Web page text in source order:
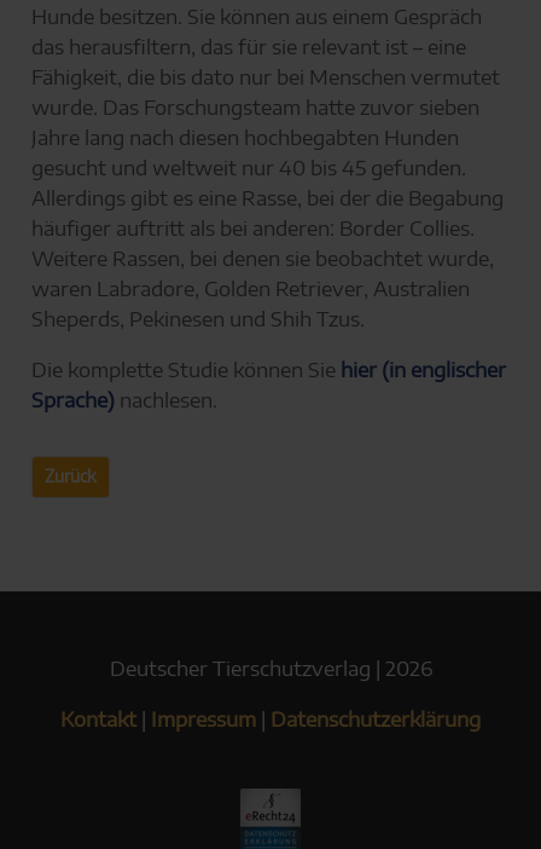
Hunde besitzen. Sie können aus einem Gespräch
das herausfiltern, das für sie relevant ist – eine
Fähigkeit, die bis dato nur bei Menschen vermutet
wurde. Das Forschungsteam hatte zuvor sieben
Jahre lang nach diesen hochbegabten Hunden
gesucht und weltweit nur 40 bis 45 gefunden.
Allerdings gibt es eine Rasse, bei der die Begabung
häufiger auftritt als bei anderen: Border Collies.
Weitere Rassen, bei denen sie beobachtet wurde,
waren Labradore, Golden Retriever, Australien
Sheperds, Pekinesen und Shih Tzus.
Die komplette Studie können Sie hier (in englischer
Sprache)nachlesen.
Zurück
Deutscher Tierschutzverlag | 2026
Kontakt | Impressum | Datenschutzerklärung